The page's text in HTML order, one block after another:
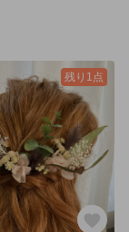
残り1点